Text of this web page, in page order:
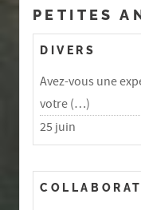
PETITES
DIVERS
Avez-vous une
votre (…)
25 juin